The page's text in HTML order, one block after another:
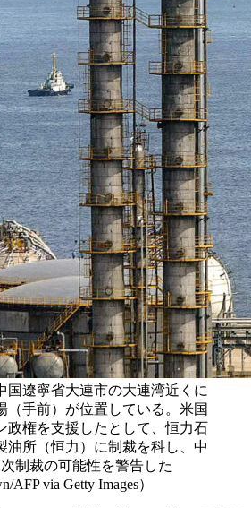
国遼寧省大連市の大連湾近くに
（手前）が位置している。米国
政権を支援したとして、恒力石
油所（恒力）に制裁を科し、中
制裁の可能性を警告した
AFP via Getty Images）